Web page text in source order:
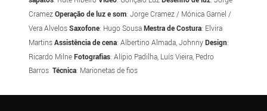
CramezOperação de luz e som: Jorge Cramez / Mónica Garnel /
Vera AlvelosSaxofone: Hugo SousaMestra de Costura: Elvira
MartinsAssistência de cena: Albertino Almada, JohnnyDesign:
Ricardo MilneFotografias: Alípio Padilha, Luís Vieira, Pedro
BarrosTécnica: Marionetas de fios